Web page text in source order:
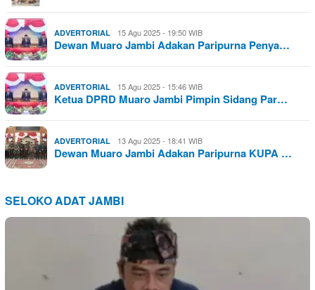
ADVERTORIAL 15 Agu 2025 - 19:50 WIB
Dewan Muaro Jambi Adakan Paripurna Penya…
ADVERTORIAL 15 Agu 2025 - 15:46 WIB
Ketua DPRD Muaro Jambi Pimpin Sidang Par…
ADVERTORIAL 13 Agu 2025 - 18:41 WIB
Dewan Muaro Jambi Adakan Paripurna KUPA …
SELOKO ADAT JAMBI